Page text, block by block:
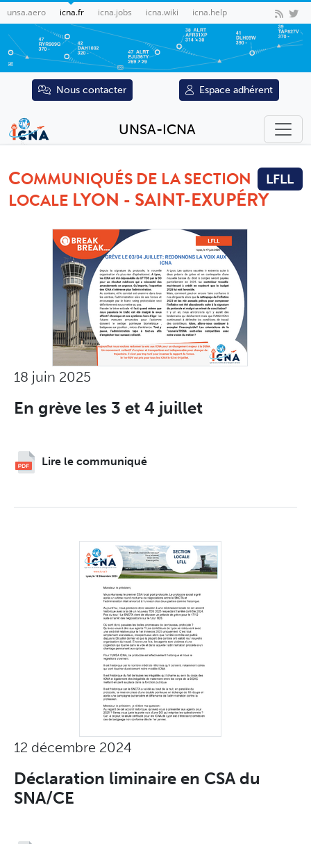
unsa.aero icna.fr icna.jobs icna.wiki icna.help
Nous contacter Espace adhérent
UNSA-ICNA
COMMUNIQUÉS DE LA SECTION
LOCALE LYON - SAINT-EXUPÉRY
LFLL
18 juin 2025
En grève les 3 et 4 juillet
Lire le communiqué
12 décembre 2024
Déclaration liminaire en CSA du
SNA/CE